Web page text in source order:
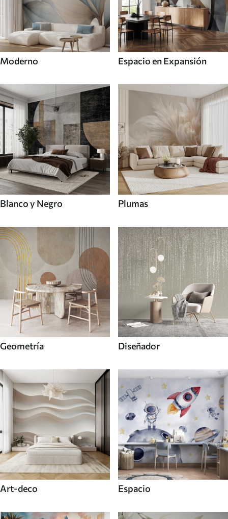
Moderno Espacio en Expansión
Blanco y Negro Plumas
Geometría Diseñador
Art-deco Espacio